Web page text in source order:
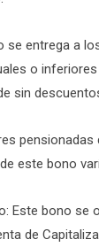
se entrega a
o
sin
este bono
Este bono se
de